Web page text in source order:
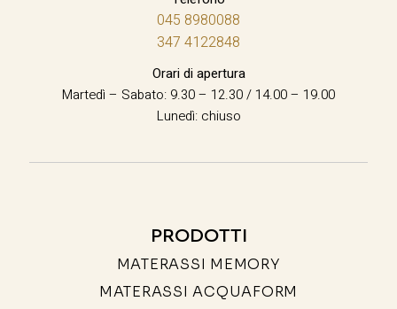
045 8980088
347 4122848
Orari di apertura
Martedì – Sabato: 9.30 – 12.30 / 14.00 – 19.00
Lunedì: chiuso
PRODOTTI
MATERASSI MEMORY
MATERASSI ACQUAFORM